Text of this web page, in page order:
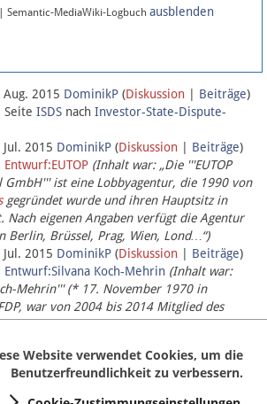
| Semantic-MediaWiki-Logbuch ausblenden
2015 DominikP (Diskussion Beiträge)
Seite ISDS nach Investor-State-Dispute-
2015 DominikP (Diskussion Beiträge)
Entwurf:EUTOP (Inhalt war: „Die '''EUTOP
ist eine Lobbyagentur, die 1990 von
gegründet wurde und ihren Hauptsitz in
Nach eigenen Angaben verfügt die Agentur
Berlin, Brüssel, Prag, Wien, Lond…“)
2015 DominikP (Diskussion Beiträge)
Entwurf:Silvana Koch-Mehrin (Inhalt war:
Mehrin''' (* 17. November 1970 in
war von 2004 bis 2014 Mitglied des
Parlaments, seit November 2014 ist sie für
Website verwendet Cookies, um die
Benutzerfreundlichkeit zu verbessern.